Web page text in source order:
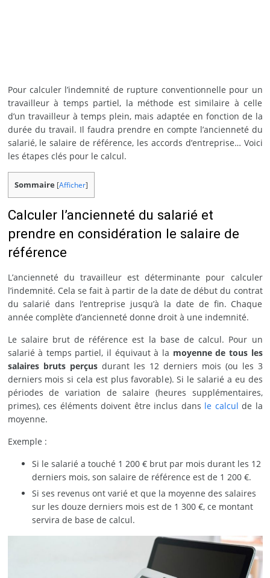
Pour calculer l’indemnité de rupture conventionnelle pour un
travailleur à temps partiel, la méthode est similaire à celle
d’un travailleur à temps plein, mais adaptée en fonction de la
durée du travail. Il faudra prendre en compte l’ancienneté du
salarié, le salaire de référence, les accords d’entreprise… Voici
les étapes clés pour le calcul.
Sommaire [Afficher]
Calculer l’ancienneté du salarié et
prendre en considération le salaire de
référence
L’ancienneté du travailleur est déterminante pour calculer
l’indemnité. Cela se fait à partir de la date de début du contrat
du salarié dans l’entreprise jusqu’à la date de fin. Chaque
année complète d’ancienneté donne droit à une indemnité.
Le salaire brut de référence est la base de calcul. Pour un
salarié à temps partiel, il équivaut à la moyenne de tous les
salaires bruts perçusdurant les 12 derniers mois (ou les 3
derniers mois si cela est plus favorable). Si le salarié a eu des
périodes de variation de salaire (heures supplémentaires,
primes), ces éléments doivent être inclus dans le calcul de la
moyenne.
Exemple :
Si le salarié a touché 1 200 € brut par mois durant les 12
derniers mois, son salaire de référence est de 1 200 €.
Si ses revenus ont varié et que la moyenne des salaires
sur les douze derniers mois est de 1 300 €, ce montant
servira de base de calcul.